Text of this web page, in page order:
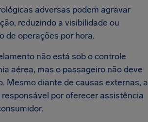
adversas podem agravar
reduzindo a visibilidade ou
de operações por hora.
não está sob o controle
aérea, mas o passageiro não deve
Mesmo diante de causas externas, a
por oferecer assistência